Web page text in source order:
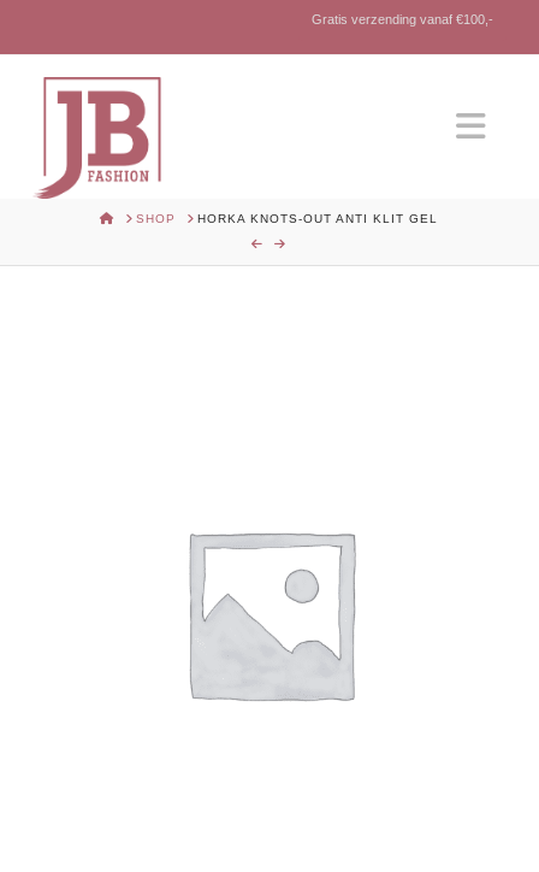
Gratis verzending vanaf €100,-
HOMESHOP HORKA KNOTS-OUT ANTI KLIT GEL